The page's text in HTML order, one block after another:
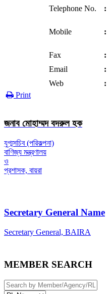
Telephone No.
:
Mobile
:
Fax
:
Email
:
Web
:
Print
জনাব মোহাম্মদ বদরুল হক
যুগ্মসচিব (পরিকল্পনা)
বাণিজ্য মন্ত্রণালয়
ও
প্রশাসক, বায়রা
Secretary General Name
Secretary General, BAIRA
MEMBER SEARCH